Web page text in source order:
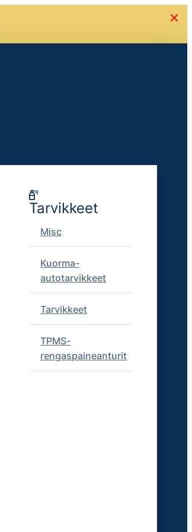
Tarvikkeet
Misc
Kuorma-
autotarvikkeet
Tarvikkeet
TPMS-
rengaspaineanturit